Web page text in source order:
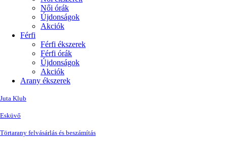
Női órák
Újdonságok
Akciók
Férfi
Férfi ékszerek
Férfi órák
Újdonságok
Akciók
Arany ékszerek
Juta Klub
Esküvő
Törtarany felvásárlás és beszámítás